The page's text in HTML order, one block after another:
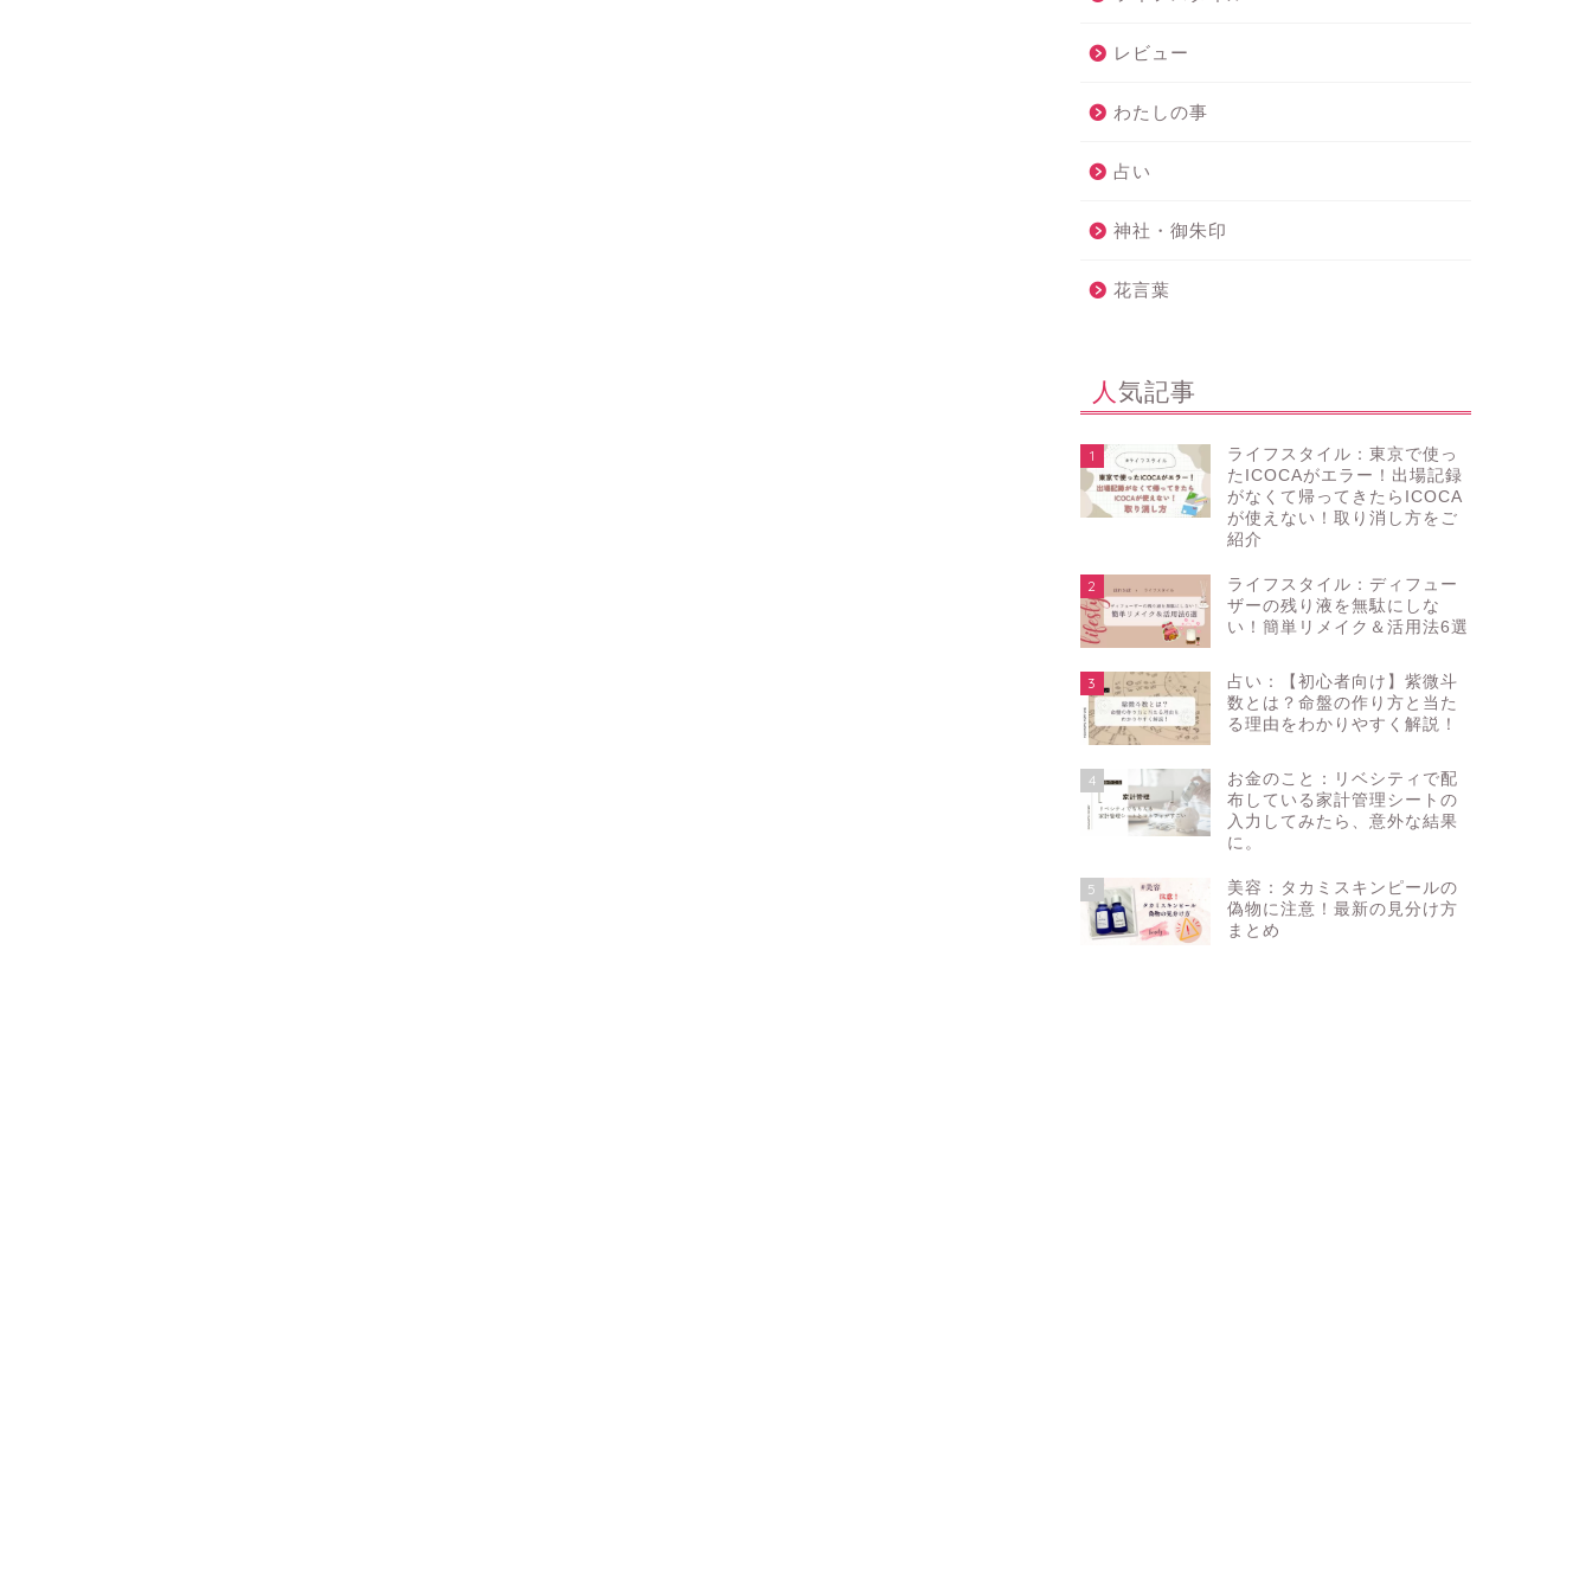
レビュー
わたしの事
占い
神社・御朱印
花言葉
人気記事
1
ライフスタイル：東京で使っ
たICOCAがエラー！出場記録
がなくて帰ってきたらICOCA
が使えない！取り消し方をご
紹介
2
ライフスタイル：ディフュー
ザーの残り液を無駄にしな
い！簡単リメイク＆活用法6選
3
占い：【初心者向け】紫微斗
数とは？命盤の作り方と当た
る理由をわかりやすく解説！
4
お金のこと：リベシティで配
布している家計管理シートの
入力してみたら、意外な結果
に。
5
美容：タカミスキンピールの
偽物に注意！最新の見分け方
まとめ